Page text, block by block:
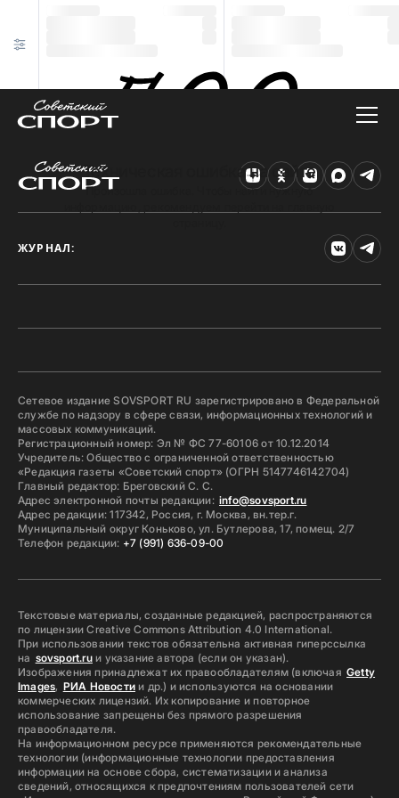
Техническая ошибка на сайте
Произошла ошибка. Чтобы найти нужную
ЖУРНАЛ:
Сетевое издание SOVSPORT RU зарегистрировано в Федеральной
службе по надзору в сфере связи, информационных технологий и
массовых коммуникаций.
Регистрационный номер: Эл № ФС 77-60106 от 10.12.2014
Учредитель: Общество с ограниченной ответственностью
«Редакция газеты «Советский спорт» (ОГРН 5147746142704)
Главный редактор: Бреговский С. С.
Адрес электронной почты редакции: info@sovsport.ru
Адрес редакции: 117342, Россия, г. Москва, вн.тер.г.
Муниципальный округ Коньково, ул. Бутлерова, 17, помещ. 2/7
Телефон редакции: +7 (991) 636-09-00
Текстовые материалы, созданные редакцией, распространяются
по лицензии Creative Commons Attribution 4.0 International.
При использовании текстов обязательна активная гиперссылка
на sovsport.ruи указание автора (если он указан).
Изображения принадлежат их правообладателям (включая Getty
Images, РИА Новостии др.) и используются на основании
коммерческих лицензий. Их копирование и повторное
использование запрещены без прямого разрешения
правообладателя.
На информационном ресурсе применяются рекомендательные
технологии (информационные технологии предоставления
информации на основе сбора, систематизации и анализа
сведений, относящихся к предпочтениям пользователей сети